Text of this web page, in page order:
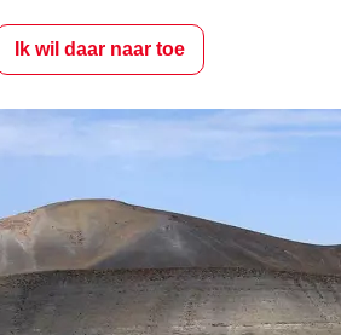
Ik wil daar naar toe